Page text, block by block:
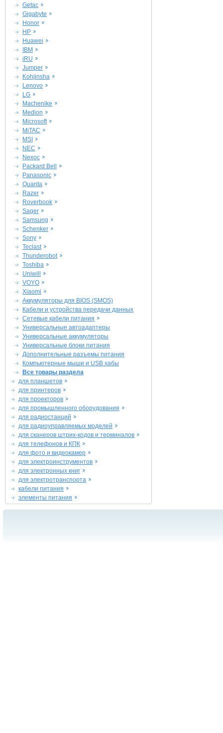
Getac
Gigabyte
Honor
HP
Huawei
IBM
iRU
Jumper
Kohjinsha
Lenovo
LG
Machenike
Medion
Microsoft
MiTAC
MSI
NEC
Nexoc
Packard Bell
Panasonic
Quanta
Razer
Roverbook
Sager
Samsung
Schenker
Sony
Teclast
Thunderobot
Toshiba
Uniwill
VOYO
Xiaomi
Аккумуляторы для BIOS (SMOS)
Кабели и устройства передачи данных
Сетевые кабели питания
Универсальные автоадаптеры
Универсальные аккумуляторы
Универсальные блоки питания
Дополнительные разъемы питания
Компьютерные мыши и USB хабы
Все товары раздела
для планшетов
для принтеров
для проекторов
для промышленного оборудования
для радиостанций
для радиоуправляемых моделей
для сканеров штрих-кодов и терминалов
для телефонов и КПК
для фото и видеокамер
для электроинструментов
для электронных книг
для электротранспорта
кабели питания
элементы питания